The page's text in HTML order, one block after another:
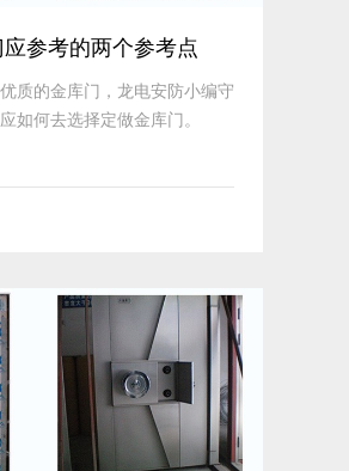
参考的两个参考点
质的金库门，龙电安防小编守
如何去选择定做金库门。